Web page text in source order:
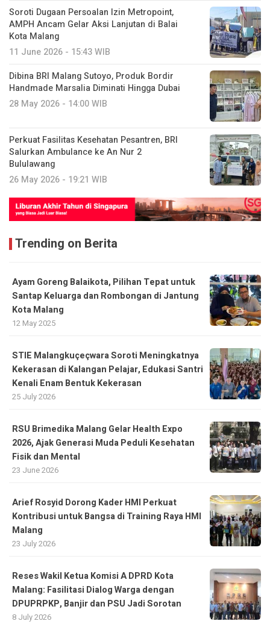
Soroti Dugaan Persoalan Izin Metropoint,
AMPH Ancam Gelar Aksi Lanjutan di Balai
Kota Malang
11 June 2026 - 15:43 WIB
Dibina BRI Malang Sutoyo, Produk Bordir
Handmade Marsalia Diminati Hingga Dubai
28 May 2026 - 14:00 WIB
Perkuat Fasilitas Kesehatan Pesantren, BRI
Salurkan Ambulance ke An Nur 2
Bululawang
26 May 2026 - 19:21 WIB
Trending on Berita
Ayam Goreng Balaikota, Pilihan Tepat untuk
Santap Keluarga dan Rombongan di Jantung
Kota Malang
12 May 2025
STIE Malangkuçeçwara Soroti Meningkatnya
Kekerasan di Kalangan Pelajar, Edukasi Santri
Kenali Enam Bentuk Kekerasan
25 July 2026
RSU Brimedika Malang Gelar Health Expo
2026, Ajak Generasi Muda Peduli Kesehatan
Fisik dan Mental
23 June 2026
Arief Rosyid Dorong Kader HMI Perkuat
Kontribusi untuk Bangsa di Training Raya HMI
Malang
23 July 2026
Reses Wakil Ketua Komisi A DPRD Kota
Malang: Fasilitasi Dialog Warga dengan
DPUPRPKP, Banjir dan PSU Jadi Sorotan
8 July 2026